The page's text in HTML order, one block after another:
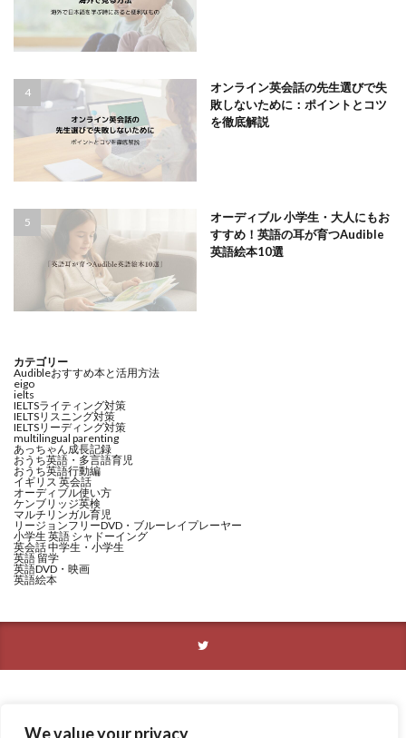
We value your privacy
オンライン英会話の先生選びで失
敗しないために：ポイントとコツ
を徹底解説
オーディブル 小学生・大人にもお
すすめ！英語の耳が育つAudible
英語絵本10選
カテゴリー
Audibleおすすめ本と活用方法
eigo
ielts
IELTSライティング対策
IELTSリスニング対策
IELTSリーディング対策
multilingual parenting
あっちゃん成長記録
おうち英語・多言語育児
おうち英語行動編
イギリス 英会話
オーディブル使い方
ケンブリッジ英検
マルチリンガル育児
リージョンフリーDVD・ブルーレイプレーヤー
小学生 英語 シャドーイング
英会話 中学生・小学生
英語 留学
英語DVD・映画
英語絵本